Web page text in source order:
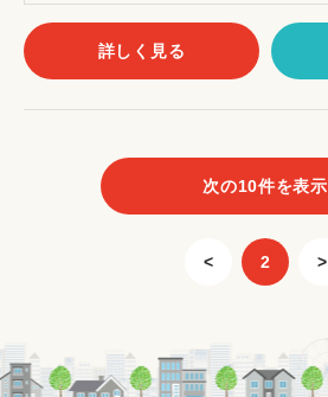
詳しく見る
次の10件を表示
< 2 >